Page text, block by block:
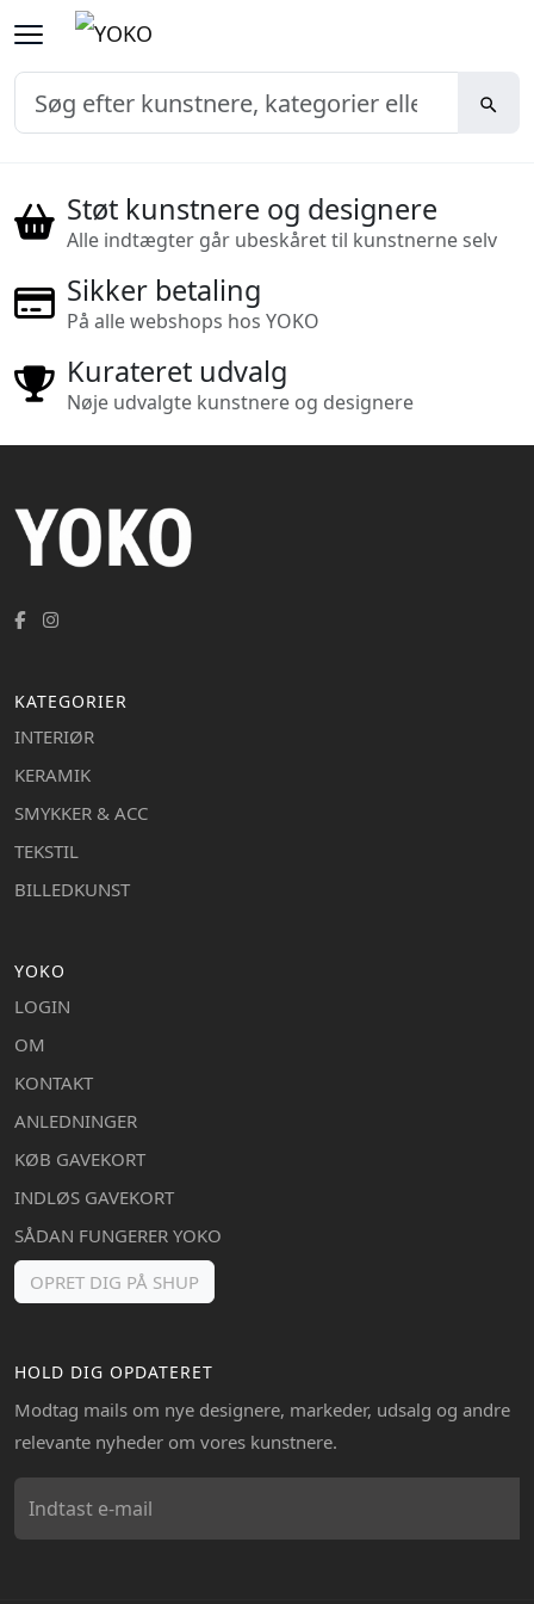
Støt kunstnere og designere
Alle indtægter går ubeskåret til kunstnerne selv
Sikker betaling
På alle webshops hos YOKO
Kurateret udvalg
Nøje udvalgte kunstnere og designere
KATEGORIER
INTERIØR
KERAMIK
SMYKKER & ACC
TEKSTIL
BILLEDKUNST
YOKO
LOGIN
OM
KONTAKT
ANLEDNINGER
KØB GAVEKORT
INDLØS GAVEKORT
SÅDAN FUNGERER YOKO
OPRET DIG PÅ SHUP
HOLD DIG OPDATERET
Modtag mails om nye designere, markeder, udsalg og andre
relevante nyheder om vores kunstnere.